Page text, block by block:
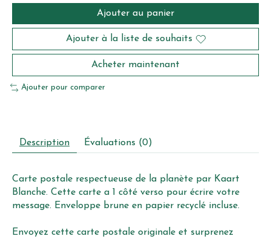
Ajouter au panier
Ajouter à la liste de souhaits
Acheter maintenant
Ajouter pour comparer
Description Évaluations (0)
Carte postale respectueuse de la planète par Kaart
Blanche. Cette carte a 1 côté verso pour écrire votre
message. Enveloppe brune en papier recyclé incluse.
Envoyez cette carte postale originale et surprenez